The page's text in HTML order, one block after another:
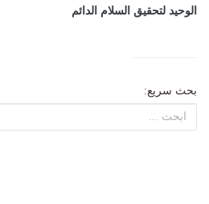
الوحيد لتحقيق السلام الدائم
بحث سريع: